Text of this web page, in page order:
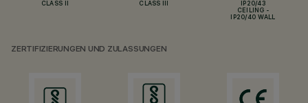
CLASS II CLASS III
IP20/43
CEILING -
IP20/40 WALL
ZERTIFIZIERUNGEN UND ZULASSUNGEN